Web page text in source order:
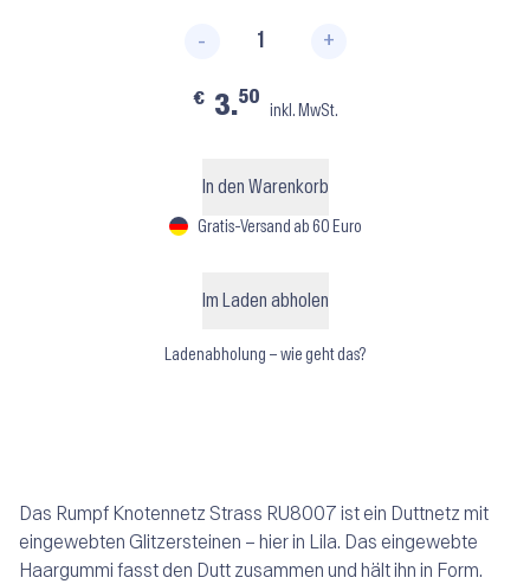
- +
€ 3.50
inkl. MwSt.
In den Warenkorb
Gratis-Versand ab 60 Euro
Im Laden abholen
Ladenabholung – wie geht das?
Das Rumpf Knotennetz Strass RU8007 ist ein Duttnetz mit
eingewebten Glitzersteinen – hier in Lila. Das eingewebte
Haargummi fasst den Dutt zusammen und hält ihn in Form.